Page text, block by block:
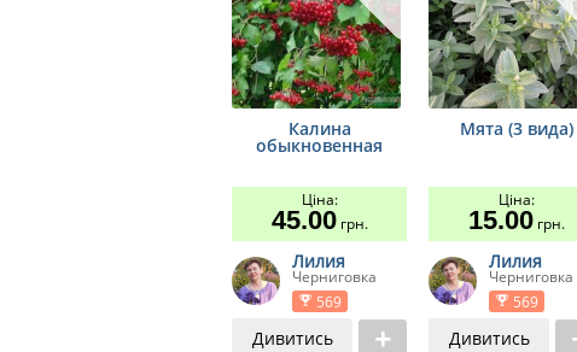
Калина
обыкновенная
Ціна:
45.00грн.
Лилия
Черниговка
569
Дивитись
Мята (3 вида)
Ціна:
15.00грн.
Лилия
Черниговка
569
Дивитись